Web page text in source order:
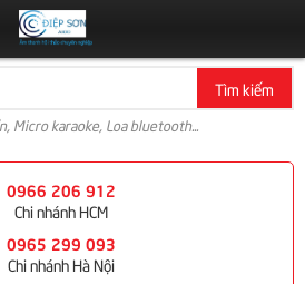
Tìm kiếm
Micro karaoke, Loa bluetooth...
0966 206 912
Chi nhánh HCM
0965 299 093
Chi nhánh Hà Nội